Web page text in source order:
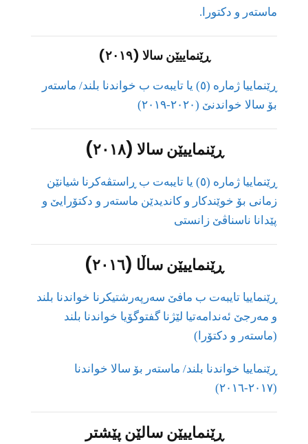
ماستەر و دکتورا.
ڕێنماییێن سالا (٢٠١٩)
ڕێنماییا ژماره‌ (٥) یا تایبه‌ت ب خواندنا بلند/ ماسته‌ر
بۆ سالا خواندنێ (٢٠٢٠-٢٠١٩)
ڕێنماییێن سالا (٢٠١٨)
ڕێنماییا ژماره‌ (٥) یا تایبه‌ت ب ڕاستڤەکرنا شیانێن
زمانی بۆ خوێندكار و كاندیدێن ماسته‌ر و دكتۆرایێ و
پێدانا ناسناڤێ زانستی
ڕێنماییێن ساڵا (٢٠١٦)
ڕێنماییا تایبەت ب مافێ سەرپەرشتیکرنا خواندنا بلند
و مەرجێ ئەندامەتیا لێژنا گفتوگۆیا خواندنا بلند
(ماستەر و دکتۆرا)
ڕێنماییا خواندنا بلند/ ماستەر بۆ سالا خواندنا
(٢٠١٧-٢٠١٦)
ڕێنماییێن سالێن پێشتر